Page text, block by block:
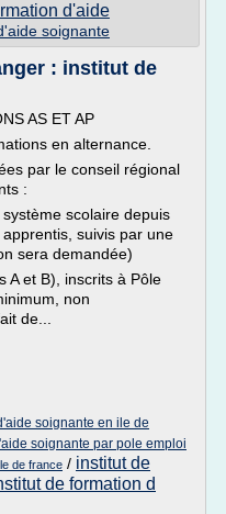
d'aide
soignante
: institut de
AS ET AP
en alternance.
par le conseil régional
:
scolaire depuis
suivis par une
sera demandée)
A et B), inscrits à Pôle
non
de...
soignante en ile de
soignante par pole emploi
de france / institut de
de formation d